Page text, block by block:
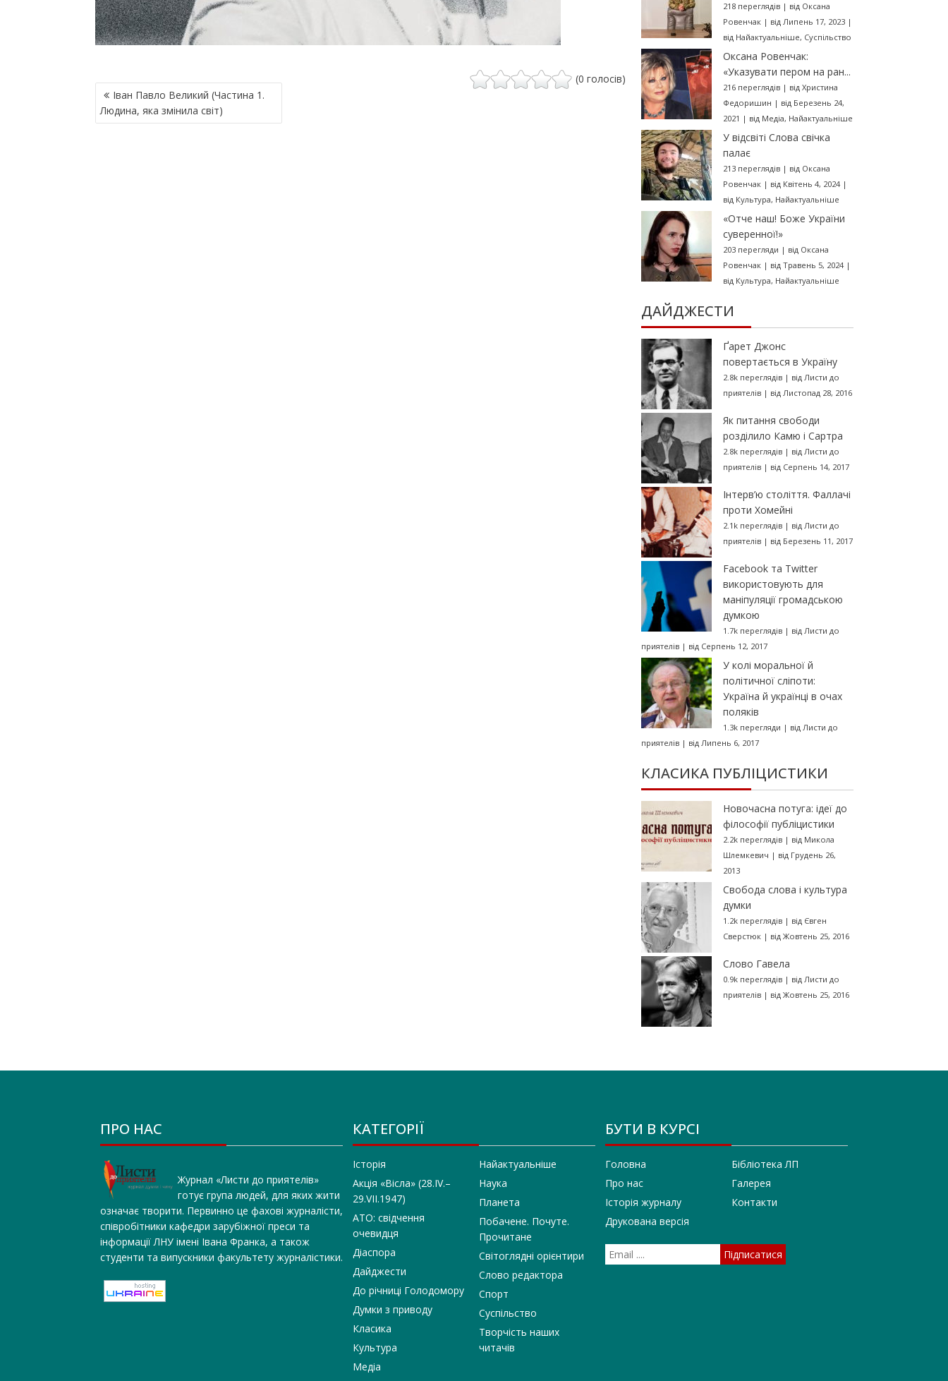
(0 голосів)
Н
А
В
Іван Павло Великий (Частина 1.
Людина, яка змінила світ)
218 переглядів| від Оксана
Ровенчак| від Липень 17, 2023|
від Найактуальніше, Суспільство
Оксана Ровенчак:
«Указувати пером на ран...
216 переглядів| від Христина
Федоришин | від Березень 24,
2021 | від Медіа, Найактуальніше
У відсвіті Слова свічка
палає
213 переглядів| від Оксана
Ровенчак| від Квітень 4, 2024|
від Культура, Найактуальніше
«Отче наш! Боже України
суверенної!»
203 перегляди | від Оксана
Ровенчак| від Травень 5, 2024|
від Культура, Найактуальніше
ДАЙДЖЕСТИ
Ґарет Джонс
повертається в Україну
2.8k переглядів| від Листи до
приятелів| від Листопад 28, 2016
Як питання свободи
розділило Камю і Сартра
2.8k переглядів| від Листи до
приятелів| від Серпень 14, 2017
Інтерв’ю століття. Фаллачі
проти Хомейні
2.1k переглядів| від Листи до
приятелів| від Березень 11, 2017
Facebook та Twitter
використовують для
маніпуляції громадською
думкою
1.7k переглядів| від Листи до
приятелів| від Серпень 12, 2017
У колі моральної й
політичної сліпоти:
Україна й українці в очах
поляків
1.3k перегляди | від Листи до
приятелів| від Липень 6, 2017
КЛАСИКА ПУБЛІЦИСТИКИ
Новочасна потуга: ідеї до
філософії публіцистики
2.2k переглядів| від Микола
Шлемкевич | від Грудень 26,
2013
Свобода слова і культура
думки
1.2k переглядів| від Євген
Сверстюк| від Жовтень 25, 2016
Слово Гавела
0.9k переглядів| від Листи до
приятелів| від Жовтень 25, 2016
ПРО НАС
Журнал «Листи до приятелів»
готує група людей, для яких жити
означає творити. Первинно це фахові журналісти,
співробітники кафедри зарубіжної преси та
інформації ЛНУ імені Івана Франка, а також
студенти та випускники факультету журналістики.
КАТЕГОРІЇ
Історія
Акція «Вісла» (28.IV.–
29.VII.1947)
АТО: свідчення
очевидця
Діаспора
Дайджести
До річниці Голодомору
Думки з приводу
Класика
Культура
Медіа
Найактуальніше
Наука
Планета
Побачене. Почуте.
Прочитане
Світоглядні орієнтири
Слово редактора
Спорт
Суспільство
Творчість наших
читачів
БУТИ В КУРСІ
Головна
Про нас
Історія журналу
Друкована версія
Бібліотека ЛП
Галерея
Контакти